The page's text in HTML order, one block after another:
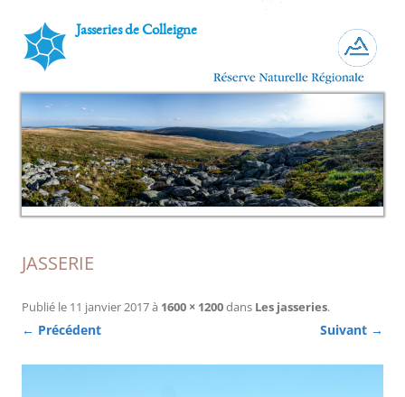
Jasseries de Colleigne
JASSERIE
Publié le 11 janvier 2017à 1600 × 1200dans Les jasseries.
← Précédent Suivant →